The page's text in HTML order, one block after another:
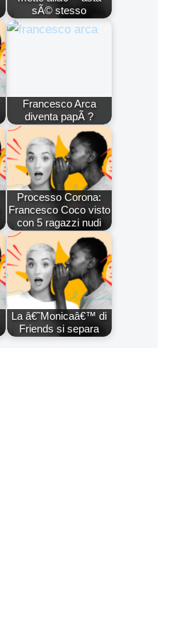
sÃ© stesso
Francesco Arca
diventa papÃ ?
Processo Corona:
Francesco Coco visto
con 5 ragazzi nudi
La â€˜Monicaâ€™ di
Friends si separa